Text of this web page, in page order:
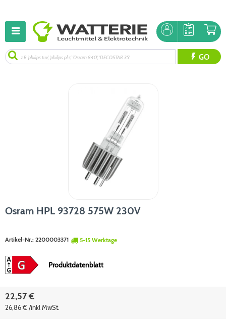
GO
Osram HPL 93728 575W 230V
Artikel-Nr.: 2200003371 5-15 Werktage
Produktdatenblatt
22,57 €
26,86 € /inkl MwSt.